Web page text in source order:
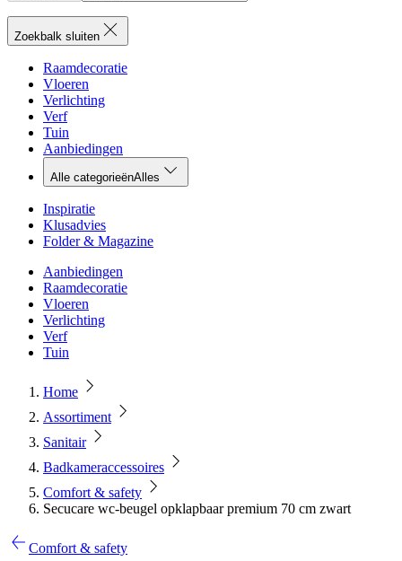
Zoekbalk sluiten
Raamdecoratie
Vloeren
Verlichting
Verf
Tuin
Aanbiedingen
Alle categorieënAlles
Inspiratie
Klusadvies
Folder & Magazine
Aanbiedingen
Raamdecoratie
Vloeren
Verlichting
Verf
Tuin
Home
Assortiment
Sanitair
Badkameraccessoires
Comfort & safety
Secucare wc-beugel opklapbaar premium 70 cm zwart
Comfort & safety